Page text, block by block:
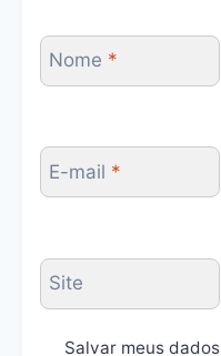
Nome *
E-mail *
Site
Salvar meus dados